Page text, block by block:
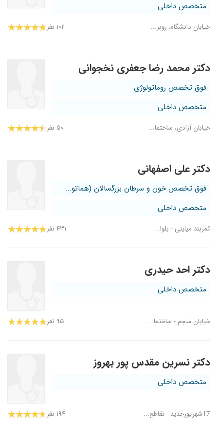
متخصص داخلی
خیابان دانشگاه، روبر... ۱۰۲ نفر
دکتر محمد رضا جعفری نخجوانی
فوق تخصص روماتولوژی
متخصص داخلی
خیابان آزادی، ساختما... ۵۰ نفر
دکتر علی اصفهانی
فوق تخصص خون و سرطان بزرگسالان (هماتو...
متخصص داخلی
کمربند میاینی - بلوا... ۴۳۱ نفر
دکتر احد حیدری
متخصص داخلی
خیابان منجم - ساختما... ۹۵ نفر
دکتر نسرین مقدس پور بهروز
متخصص داخلی
17شهریورجدید - تقاطع... ۱۹۴ نفر